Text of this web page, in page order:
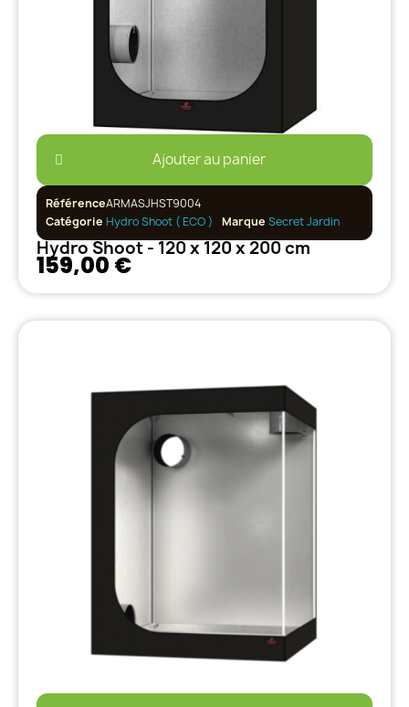
Ajouter au panier
RéférenceARMASJHST9004
Catégorie Hydro Shoot ( ECO ) Marque Secret Jardin
Hydro Shoot - 120 x 120 x 200 cm
159,00 €